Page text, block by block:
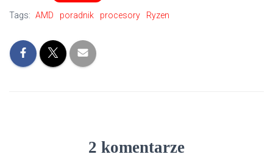
Tags: AMD poradnik procesory Ryzen
2 komentarze